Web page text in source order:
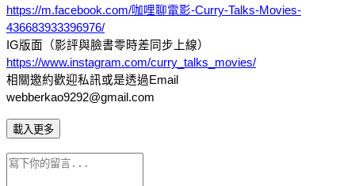
https://m.facebook.com/咖哩聊電影-Curry-Talks-Movies-
436683933396976/
IG版面（影評與臉書零時差同步上線）
https://www.instagram.com/curry_talks_movies/
相關邀約歡迎私訊或是透過Email
webberkao9292@gmail.com
載入更多